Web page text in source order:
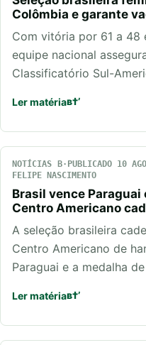
Colômbia e garante
Com vitória por 61 a 48
equipe nacional
Classificatório Sul-
Ler matéria
NOTÍCIAS PUBLICADO 10
FELIPE NASCIMENTO
Brasil vence Paraguai
Centro Americano
A seleção brasileira
Centro Americano de
Paraguai e a medalha
Ler matéria